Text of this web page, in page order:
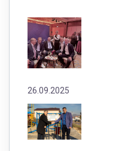
26.09.2025